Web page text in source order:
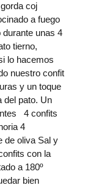
coj
a fuego
unas 4
tierno,
lo hacemos
nuestro confit
y un toque
del pato. Un
4 confits
4
de oliva Sal y
con la
a 180º
bien